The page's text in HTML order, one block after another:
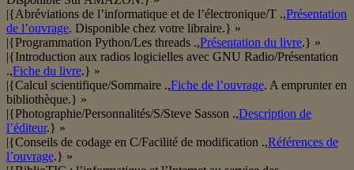
|{Abréviations de l’informatique et de l’électronique/T .,Présentation
de l’ouvrage. Disponible chez votre libraire.} »
|{Programmation Python/Les threads .,Présentation du livre.} »
|{Introduction aux radios logicielles avec GNU Radio/Présentation
.,Fiche du livre.} »
|{Calcul scientifique/Sommaire .,Fiche de l’ouvrage. A emprunter en
bibliothèque.} »
|{Photographie/Personnalités/S/Steve Sasson .,Description de
l’éditeur.} »
|{Conseils de codage en C/Facilité de modification .,Références de
l’ouvrage.} »